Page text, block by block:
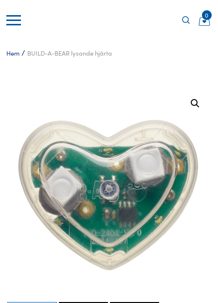
0
Hem / BUILD-A-BEAR lysande hjärta